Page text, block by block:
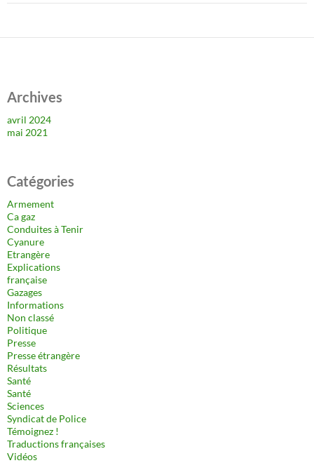
Archives
avril 2024
mai 2021
Catégories
Armement
Ca gaz
Conduites à Tenir
Cyanure
Etrangère
Explications
française
Gazages
Informations
Non classé
Politique
Presse
Presse étrangère
Résultats
Santé
Santé
Sciences
Syndicat de Police
Témoignez !
Traductions françaises
Vidéos